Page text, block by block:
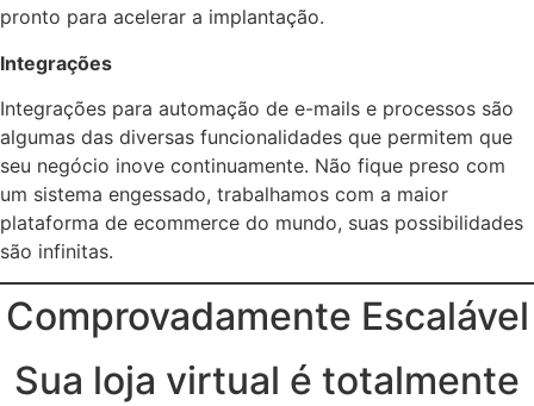
pronto para acelerar a implantação.
Integrações
Integrações para automação de e-mails e processos são
algumas das diversas funcionalidades que permitem que
seu negócio inove continuamente. Não fique preso com
um sistema engessado, trabalhamos com a maior
plataforma de ecommerce do mundo, suas possibilidades
são infinitas.
Comprovadamente Escalável
Sua loja virtual é totalmente